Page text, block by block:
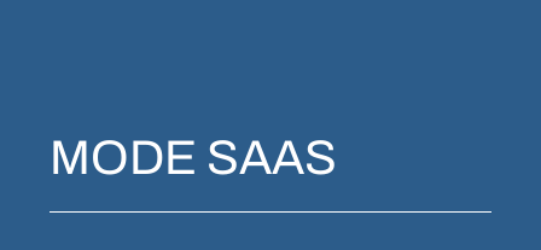
MODE SAAS